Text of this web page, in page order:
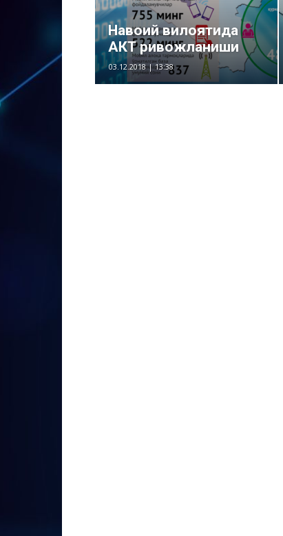
Навоий вилоятида
АКТ ривожланиши
03.12.2018 | 13:38